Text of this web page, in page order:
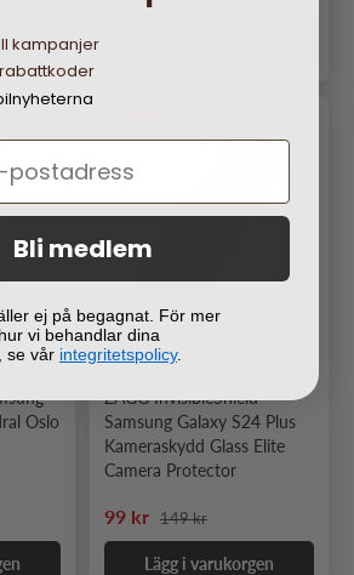
Oslo
ZAGG InvisibleShield
Samsung Galaxy S24 Plus
Kameraskydd Glass Elite
Camera Protector
Nedsatt pris
99 kr Ordinarie pris
149 kr
Lägg i varukorgen
kampanjer
Bli medlem
ej på begagnat. För mer
vi behandlar dina
se vår integritetspolicy.